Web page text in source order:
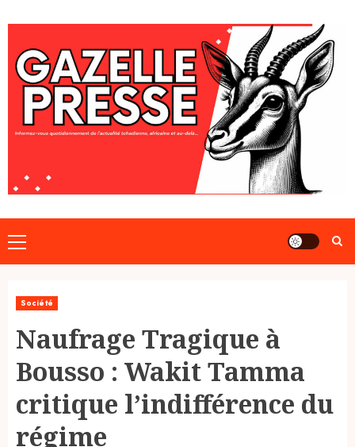
to
content
Primary
Menu
Société
Naufrage Tragique à
Bousso : Wakit Tamma
critique l’indifférence du
régime